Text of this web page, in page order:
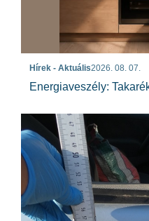
Hírek - Aktuális2026. 08. 07.
Energiaveszély: